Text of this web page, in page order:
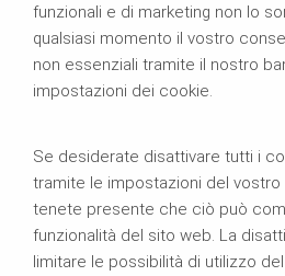
funzionali e di marketing non lo
qualsiasi momento il vostro
non essenziali tramite il nostro
impostazioni dei cookie.
Se desiderate disattivare tutti i
tramite le impostazioni del vostro
tenete presente che ciò può
funzionalità del sito web. La
limitare le possibilità di utilizzo